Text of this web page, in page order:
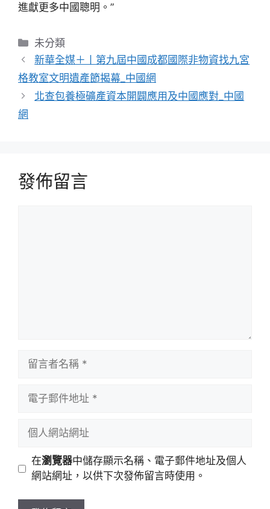
進獻更多中國聰明。”
分
類
未分類
新華全媒＋丨第九屆中國成都國際非物資找九宮
格教室文明遺產節揭幕_中國網
北查包養極礦產資本開闢應用及中國應對_中國
網
發佈留言
址
站
址
在瀏覽器中儲存顯示名稱、電子郵件地址及個人
網站網址，以供下次發佈留言時使用。